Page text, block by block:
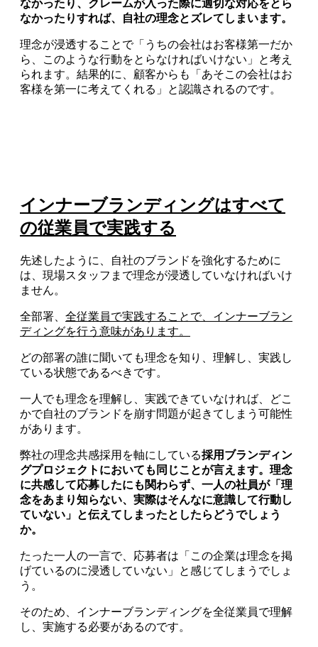
なかったり、クレームが入った際に適切な対応をとら
なかったりすれば、自社の理念とズレてしまいます。
理念が浸透することで「うちの会社はお客様第一だか
ら、このような行動をとらなければいけない」と考え
られます。結果的に、顧客からも「あそこの会社はお
客様を第一に考えてくれる」と認識されるのです。
インナーブランディングはすべて
の従業員で実践する
先述したように、自社のブランドを強化するために
は、現場スタッフまで理念が浸透していなければいけ
ません。
全部署、 全従業員で実践することで、インナーブラン
ディングを行う意味があります。
どの部署の誰に聞いても理念を知り、理解し、実践し
ている状態であるべきです。
一人でも理念を理解し、実践できていなければ、どこ
かで自社のブランドを崩す問題が起きてしまう可能性
があります。
弊社の理念共感採用を軸にしている採用ブランディン
グプロジェクトにおいても同じことが言えます。理念
に共感して応募したにも関わらず、一人の社員が「理
念をあまり知らない、実際はそんなに意識して行動し
ていない」と伝えてしまったとしたらどうでしょう
か。
たった一人の一言で、応募者は「この企業は理念を掲
げているのに浸透していない」と感じてしまうでしょ
う。
そのため、インナーブランディングを全従業員で理解
し、実施する必要があるのです。